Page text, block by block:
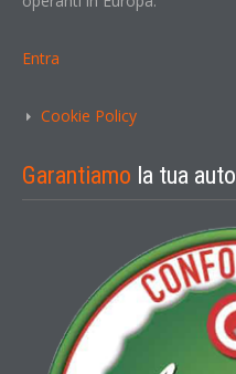
Entra
Cookie Policy
Garantiamo la tua auto